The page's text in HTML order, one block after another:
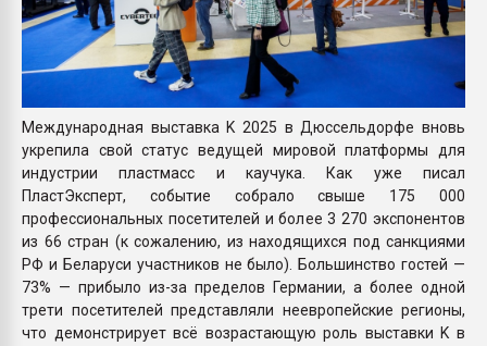
Международная выставка K 2025 в Дюссельдорфе вновь
укрепила свой статус ведущей мировой платформы для
индустрии пластмасс и каучука. Как уже писал
ПластЭксперт, событие собрало свыше 175 000
профессиональных посетителей и более 3 270 экспонентов
из 66 стран (к сожалению, из находящихся под санкциями
РФ и Беларуси участников не было). Большинство гостей —
73% — прибыло из-за пределов Германии, а более одной
трети посетителей представляли неевропейские регионы,
что демонстрирует всё возрастающую роль выставки K в